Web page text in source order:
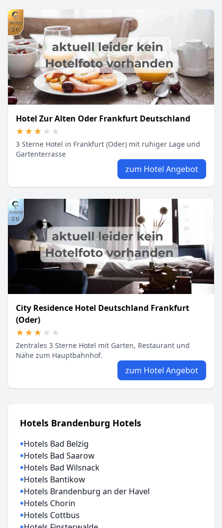
Hotel Zur Alten Oder Frankfurt Deutschland
★★★★★
★★★★★
3 Sterne Hotel in Frankfurt (Oder) mit ruhiger Lage und
Gartenterrasse
zum Hotel Angebot
City Residence Hotel Deutschland Frankfurt
(Oder)
★★★★★
★★★★★
Zentrales 3 Sterne Hotel mit Garten, Restaurant und
Nähe zum Hauptbahnhof.
zum Hotel Angebot
Hotels Brandenburg Hotels
Hotels Bad Belzig
Hotels Bad Saarow
Hotels Bad Wilsnack
Hotels Bantikow
Hotels Brandenburg an der Havel
Hotels Chorin
Hotels Cottbus